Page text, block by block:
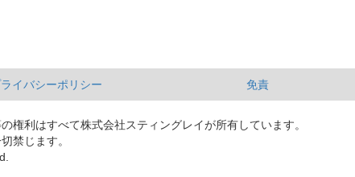
イバシーポリシー 免責
権利はすべて株式会社スティングレイが所有しています。
禁じます。